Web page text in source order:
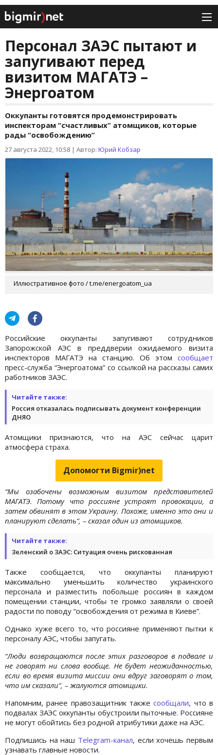
Персонал ЗАЭС пытают и
запугивают перед
визитом МАГАТЭ –
Энергоатом
Оккупанты готовятся продемонстрировать
инспекторам “счастливых” атомщиков, которые
рады “освобождению”
27 августа 2022, 10:58 | Автор: Юрий Кобзар
Иллюстративное фото / t.me/energoatom_ua
Российские оккупанты запугивают сотрудников
Запорожской АЭС в преддверии ожидаемого визита
инспекторов МАГАТЭ на станцию. Об этом сообщает
пресс-служба “Энергоатома” со ссылкой на рассказы самих
работников ЗАЭС.
Читайте также:
Россия отказалась подписывать документ конференции
ДНЯО
Атомщики признаются, что на АЭС сейчас царит
атмосфера страха.
Допомогти Bigmir)net
“Мы озабочены возможным визитом представителей
МАГАТЭ. Потому что россияне устроят провокации, а
затем обвинят в этом Украину. Похоже, именно это они и
планируют сделать”, – сказал один из атомщиков.
Читайте также:
Зеленский о ЗАЭС: Ситуация очень рискованная
Также сообщается, что оккупанты планируют
максимально уменьшить количество украинского
персонала и разместить побольше россиян в каждом
помещении станции, чтобы те громко заявляли о своей
радости по поводу “освобождения от режима в Киеве”.
Однако хуже всего то, что россияне применяют пытки к
персоналу АЭС, чтобы запугать.
“Люди возвращаются после этих разговоров в подвале и
не говорят ни слова вообще. Не будет неожиданностью,
если во время визита миссии они вдруг заговорят о том,
что им сказали”, – жалуются атомщики.
Напомним, ранее правозащитник такжесообщали, что в
подвалах ЗАЭС оккупанты обустроили пыточные. Россияне
не могут обойтись без родной атрибутики даже на АЭС.
Подпишись на наш Telegram-канал, если хочешь первым
узнавать главные новости.